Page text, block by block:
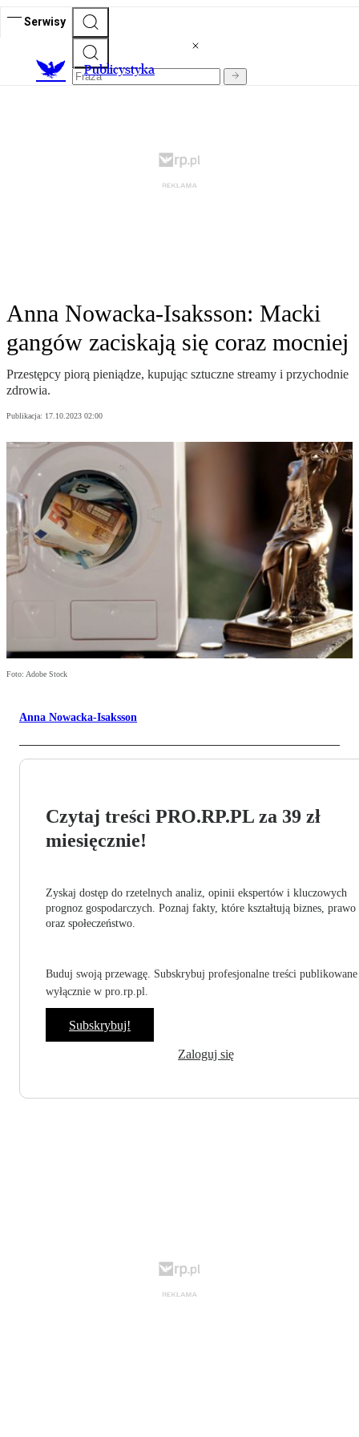
Serwisy
Publicystyka
Anna Nowacka-Isaksson: Macki
gangów zaciskają się coraz mocniej
Przestępcy piorą pieniądze, kupując sztuczne streamy i przychodnie
zdrowia.
Publikacja: 17.10.2023 02:00
Foto: Adobe Stock
Anna Nowacka-Isaksson
Czytaj treści PRO.RP.PL za 39 zł
miesięcznie!
Zyskaj dostęp do rzetelnych analiz, opinii ekspertów i kluczowych
prognoz gospodarczych. Poznaj fakty, które kształtują biznes, prawo
oraz społeczeństwo.
Buduj swoją przewagę. Subskrybuj profesjonalne treści publikowane
wyłącznie w pro.rp.pl.
Subskrybuj!
Zaloguj się